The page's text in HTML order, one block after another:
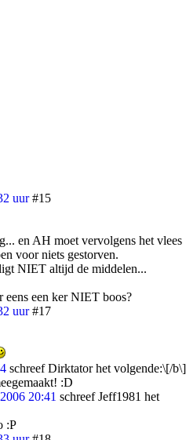
uur #15
en AH moet vervolgens het vlees
voor niets gestorven.
NIET altijd de middelen...
eens een ker NIET boos?
uur #17
schreef Dirktator het volgende:\[/b\]
:D
20:41 schreef Jeff1981 het
:P